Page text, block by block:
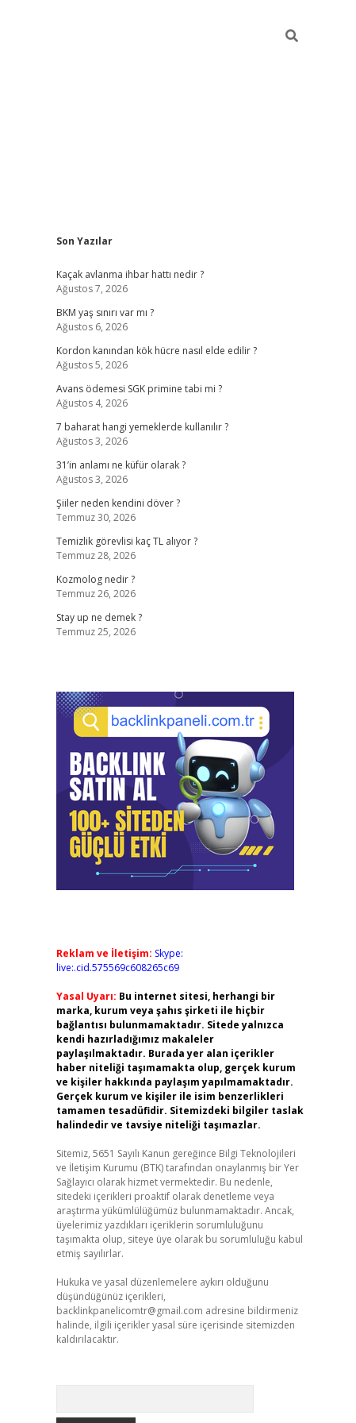
Sidebar
Son Yazılar
Kaçak avlanma ihbar hattı nedir ?
Ağustos 7, 2026
BKM yaş sınırı var mı ?
Ağustos 6, 2026
Kordon kanından kök hücre nasıl elde edilir ?
Ağustos 5, 2026
Avans ödemesi SGK primine tabi mi ?
Ağustos 4, 2026
7 baharat hangi yemeklerde kullanılır ?
Ağustos 3, 2026
31’in anlamı ne küfür olarak ?
Ağustos 3, 2026
Şiiler neden kendini döver ?
Temmuz 30, 2026
Temizlik görevlisi kaç TL alıyor ?
Temmuz 28, 2026
Kozmolog nedir ?
Temmuz 26, 2026
Stay up ne demek ?
Temmuz 25, 2026
Reklam ve İletişim: Skype:
live:.cid.575569c608265c69
Yasal Uyarı: Bu internet sitesi, herhangi bir
marka, kurum veya şahıs şirketi ile hiçbir
bağlantısı bulunmamaktadır. Sitede yalnızca
kendi hazırladığımız makaleler
paylaşılmaktadır. Burada yer alan içerikler
haber niteliği taşımamakta olup, gerçek kurum
ve kişiler hakkında paylaşım yapılmamaktadır.
Gerçek kurum ve kişiler ile isim benzerlikleri
tamamen tesadüfidir. Sitemizdeki bilgiler taslak
halindedir ve tavsiye niteliği taşımazlar.
Sitemiz, 5651 Sayılı Kanun gereğince Bilgi Teknolojileri
ve İletişim Kurumu (BTK) tarafından onaylanmış bir Yer
Sağlayıcı olarak hizmet vermektedir. Bu nedenle,
sitedeki içerikleri proaktif olarak denetleme veya
araştırma yükümlülüğümüz bulunmamaktadır. Ancak,
üyelerimiz yazdıkları içeriklerin sorumluluğunu
taşımakta olup, siteye üye olarak bu sorumluluğu kabul
etmiş sayılırlar.
Hukuka ve yasal düzenlemelere aykırı olduğunu
düşündüğünüz içerikleri,
backlinkpanelicomtr@gmail.com adresine bildirmeniz
halinde, ilgili içerikler yasal süre içerisinde sitemizden
kaldırılacaktır.
betexper giriş